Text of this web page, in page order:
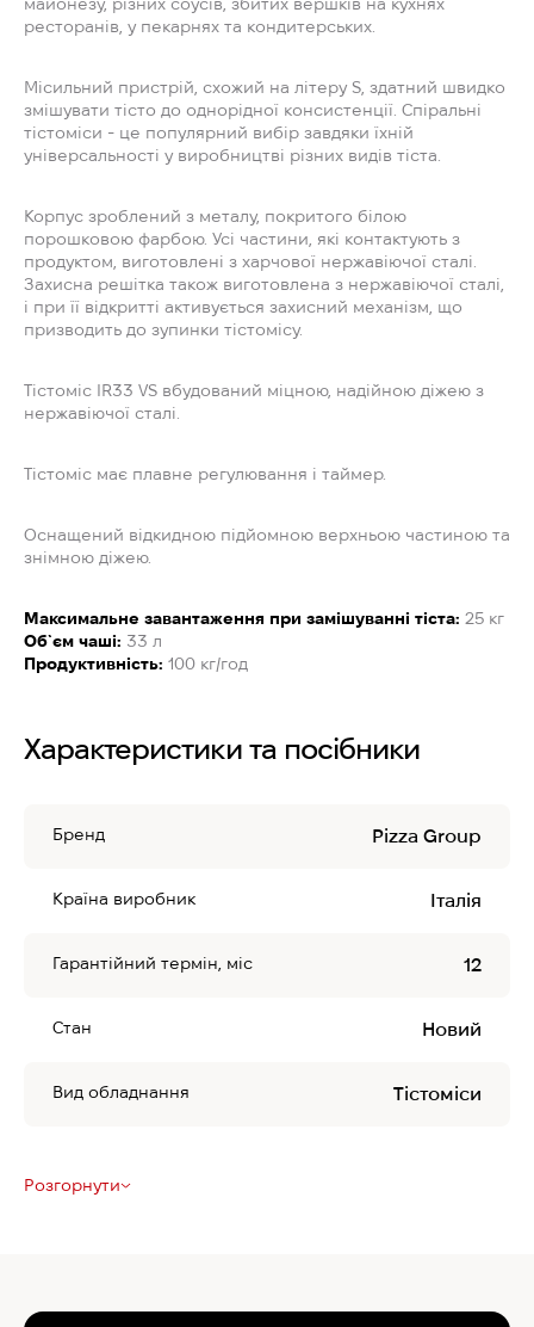
ресторанів, у пекарнях та кондитерських.
Місильний пристрій, схожий на літеру S, здатний швидко
змішувати тісто до однорідної консистенції. Спіральні
тістоміси - це популярний вибір завдяки їхній
універсальності у виробництві різних видів тіста.
Корпус зроблений з металу, покритого білою
порошковою фарбою. Усі частини, які контактують з
продуктом, виготовлені з харчової нержавіючої сталі.
Захисна решітка також виготовлена з нержавіючої сталі,
і при її відкритті активується захисний механізм, що
призводить до зупинки тістомісу.
Тістоміс IR33 VS вбудований міцною, надійною діжею з
нержавіючої сталі.
Тістоміс має плавне регулювання і таймер.
Оснащений відкидною підйомною верхньою частиною та
знімною діжею.
Максимальне завантаження при замішуванні тіста: 25 кг
Об`єм чаші: 33 л
Продуктивність: 100 кг/год
Характеристики та посібники
Бренд Pizza Group
Країна виробник Італія
Гарантійний термін, міс 12
Стан Новий
Вид обладнання Тістоміси
Розгорнути